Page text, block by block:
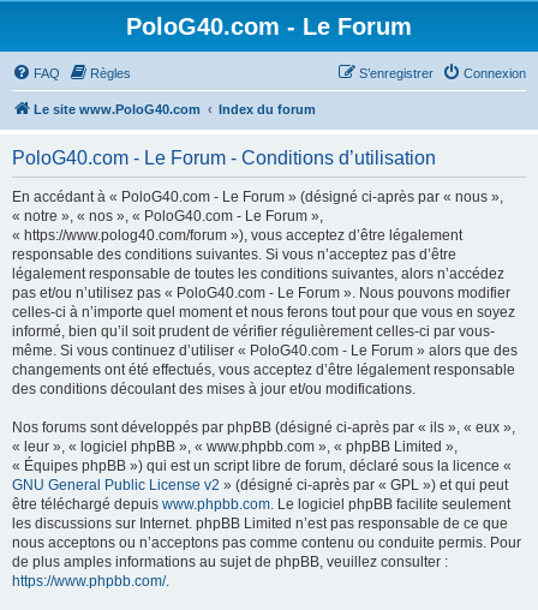
PoloG40.com - Le Forum
FAQ Règles Connexion
S’enregistrer
Le site www.PoloG40.com Index du forum
PoloG40.com - Le Forum - Conditions d’utilisation
En accédant à « PoloG40.com - Le Forum » (désigné ci-après par « nous »,
« notre », « nos », « PoloG40.com - Le Forum »,
« https://www.polog40.com/forum »), vous acceptez d’être légalement
responsable des conditions suivantes. Si vous n’acceptez pas d’être
légalement responsable de toutes les conditions suivantes, alors n’accédez
pas et/ou n’utilisez pas « PoloG40.com - Le Forum ». Nous pouvons modifier
celles-ci à n’importe quel moment et nous ferons tout pour que vous en soyez
informé, bien qu’il soit prudent de vérifier régulièrement celles-ci par vous-
même. Si vous continuez d’utiliser « PoloG40.com - Le Forum » alors que des
changements ont été effectués, vous acceptez d’être légalement responsable
des conditions découlant des mises à jour et/ou modifications.
Nos forums sont développés par phpBB (désigné ci-après par « ils », « eux »,
« leur », « logiciel phpBB », « www.phpbb.com », « phpBB Limited »,
« Équipes phpBB ») qui est un script libre de forum, déclaré sous la licence «
GNU General Public License v2 » (désigné ci-après par « GPL ») et qui peut
être téléchargé depuis www.phpbb.com. Le logiciel phpBB facilite seulement
les discussions sur Internet. phpBB Limited n’est pas responsable de ce que
nous acceptons ou n’acceptons pas comme contenu ou conduite permis. Pour
de plus amples informations au sujet de phpBB, veuillez consulter :
https://www.phpbb.com/.